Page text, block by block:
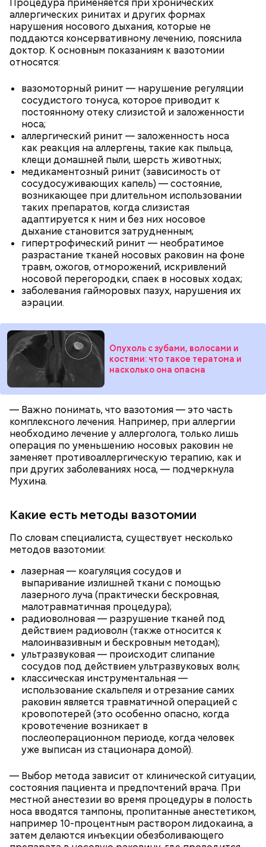
Процедура применяется при хронических
аллергических ринитах и других формах
нарушения носового дыхания, которые не
поддаются консервативному лечению, пояснила
доктор. К основным показаниям к вазотомии
относятся:
вазомоторный ринит — нарушение регуляции
сосудистого тонуса, которое приводит к
постоянному отеку слизистой и заложенности
носа;
аллергический ринит — заложенность носа
как реакция на аллергены, такие как пыльца,
клещи домашней пыли, шерсть животных;
медикаментозный ринит (зависимость от
сосудосуживающих капель) — состояние,
возникающее при длительном использовании
таких препаратов, когда слизистая
адаптируется к ним и без них носовое
дыхание становится затрудненным;
гипертрофический ринит — необратимое
разрастание тканей носовых раковин на фоне
травм, ожогов, отморожений, искривлений
носовой перегородки, спаек в носовых ходах;
заболевания гайморовых пазух, нарушения их
аэрации.
Опухоль с зубами, волосами и
костями: что такое тератома и
насколько она опасна
— Важно понимать, что вазотомия — это часть
комплексного лечения. Например, при аллергии
необходимо лечение у аллерголога, только лишь
операция по уменьшению носовых раковин не
заменяет противоаллергическую терапию, как и
при других заболеваниях носа, — подчеркнула
Мухина.
Какие есть методы вазотомии
По словам специалиста, существует несколько
методов вазотомии:
лазерная — коагуляция сосудов и
выпаривание излишней ткани с помощью
лазерного луча (практически бескровная,
малотравматичная процедура);
радиоволновая — разрушение тканей под
действием радиоволн (также относится к
малоинвазивным и бескровным методам);
ультразвуковая — происходит слипание
сосудов под действием ультразвуковых волн;
классическая инструментальная —
использование скальпеля и отрезание самих
раковин является травматичной операцией с
кровопотерей (это особенно опасно, когда
кровотечение возникает в
послеоперационном периоде, когда человек
уже выписан из стационара домой).
— Выбор метода зависит от клинической ситуации,
состояния пациента и предпочтений врача. При
местной анестезии во время процедуры в полость
носа вводятся тампоны, пропитанные анестетиком,
например 10-процентным раствором лидокаина, а
затем делаются инъекции обезболивающего
— Курица сначала обжаривается с небольшим
количеством масла и лука на сковороде. Затем ее
нужно отправить в глубокий противень. Сверху
кладем кабачки, нарезанные крупным кубиком, —
порекомендовал собеседник «ВМ».
Все в противне заливается сливками. По вкусу
можно добавить соль и перец. Сверху блюдо
присыпают свежим базиликом и отправляют в
духовку на 15 минут.
Курица с кабачками по-тайски
Ингредиенты: